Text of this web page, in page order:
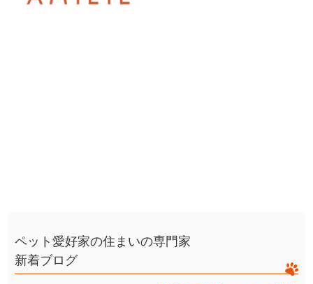
ペット愛好家の住まいの専門家
新着ブログ